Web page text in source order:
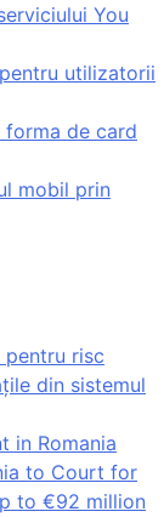
You
utilizatorii
forma de card
mobil prin
pentru risc
din sistemul
in Romania
to Court for
to €92 million